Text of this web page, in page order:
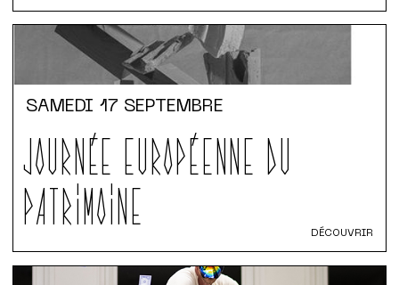
SAMEDI 17 SEPTEMBRE
JOURNÉE EUROPÉENNE DU
PATRIMOINE
DÉCOUVRIR